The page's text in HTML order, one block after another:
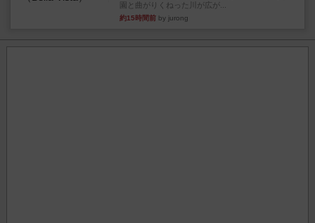
園と曲がりくねった川が広が...
約15時間前 by jurong